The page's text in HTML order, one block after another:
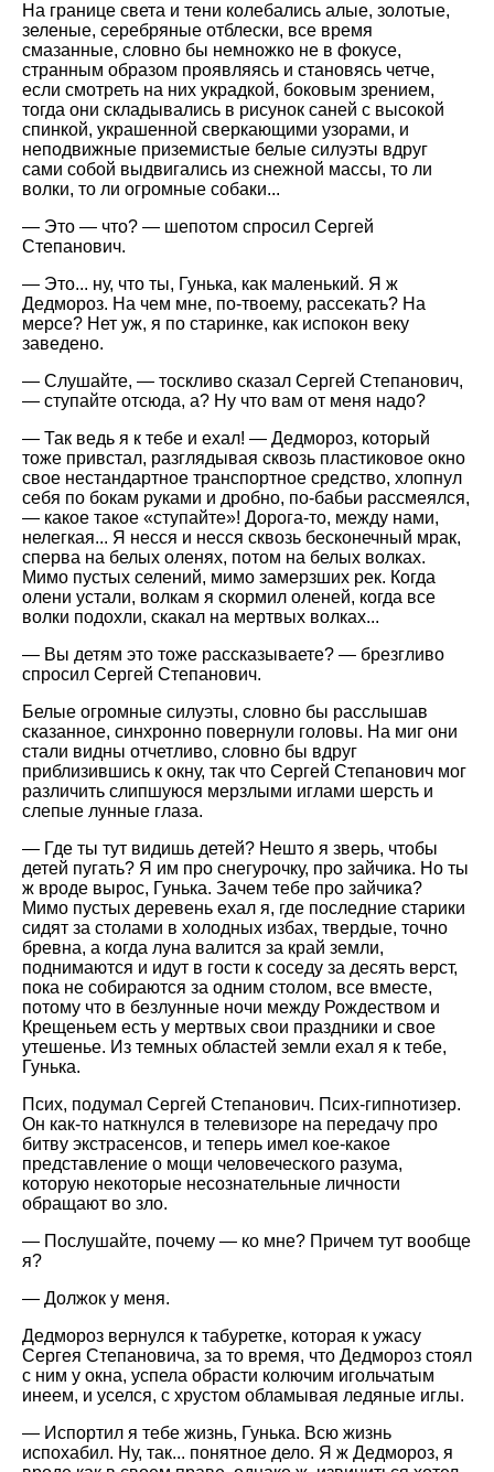
На границе света и тени колебались алые, золотые,
зеленые, серебряные отблески, все время
смазанные, словно бы немножко не в фокусе,
странным образом проявляясь и становясь четче,
если смотреть на них украдкой, боковым зрением,
тогда они складывались в рисунок саней с высокой
спинкой, украшенной сверкающими узорами, и
неподвижные приземистые белые силуэты вдруг
сами собой выдвигались из снежной массы, то ли
волки, то ли огромные собаки...
— Это — что? — шепотом спросил Сергей
Степанович.
— Это... ну, что ты, Гунька, как маленький. Я ж
Дедмороз. На чем мне, по-твоему, рассекать? На
мерсе? Нет уж, я по старинке, как испокон веку
заведено.
— Слушайте, — тоскливо сказал Сергей Степанович,
— ступайте отсюда, а? Ну что вам от меня надо?
— Так ведь я к тебе и ехал! — Дедмороз, который
тоже привстал, разглядывая сквозь пластиковое окно
свое нестандартное транспортное средство, хлопнул
себя по бокам руками и дробно, по-бабьи рассмеялся,
— какое такое «ступайте»! Дорога-то, между нами,
нелегкая... Я несся и несся сквозь бесконечный мрак,
сперва на белых оленях, потом на белых волках.
Мимо пустых селений, мимо замерзших рек. Когда
олени устали, волкам я скормил оленей, когда все
волки подохли, скакал на мертвых волках...
— Вы детям это тоже рассказываете? — брезгливо
спросил Сергей Степанович.
Белые огромные силуэты, словно бы расслышав
сказанное, синхронно повернули головы. На миг они
стали видны отчетливо, словно бы вдруг
приблизившись к окну, так что Сергей Степанович мог
различить слипшуюся мерзлыми иглами шерсть и
слепые лунные глаза.
— Где ты тут видишь детей? Нешто я зверь, чтобы
детей пугать? Я им про снегурочку, про зайчика. Но ты
ж вроде вырос, Гунька. Зачем тебе про зайчика?
Мимо пустых деревень ехал я, где последние старики
сидят за столами в холодных избах, твердые, точно
бревна, а когда луна валится за край земли,
поднимаются и идут в гости к соседу за десять верст,
пока не собираются за одним столом, все вместе,
потому что в безлунные ночи между Рождеством и
Крещеньем есть у мертвых свои праздники и свое
утешенье. Из темных областей земли ехал я к тебе,
Гунька.
Псих, подумал Сергей Степанович. Псих-гипнотизер.
Он как-то наткнулся в телевизоре на передачу про
битву экстрасенсов, и теперь имел кое-какое
представление о мощи человеческого разума,
которую некоторые несознательные личности
обращают во зло.
— Послушайте, почему — ко мне? Причем тут вообще
я?
— Должок у меня.
Дедмороз вернулся к табуретке, которая к ужасу
Сергея Степановича, за то время, что Дедмороз стоял
с ним у окна, успела обрасти колючим игольчатым
инеем, и уселся, с хрустом обламывая ледяные иглы.
— Испортил я тебе жизнь, Гунька. Всю жизнь
испохабил. Ну, так... понятное дело. Я ж Дедмороз, я